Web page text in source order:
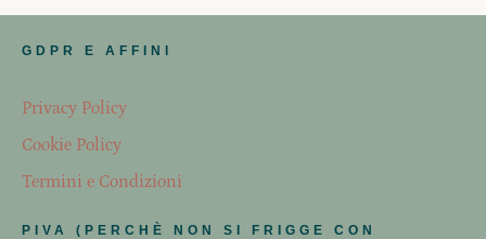
GDPR E AFFINI
Privacy Policy
Cookie Policy
Termini e Condizioni
PIVA (PERCHÈ NON SI FRIGGE CON